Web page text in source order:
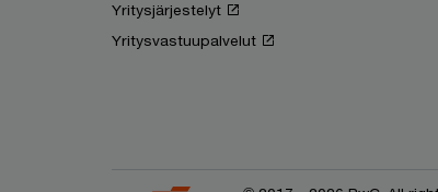
Yritysjärjestelyt
Yritysvastuupalvelut